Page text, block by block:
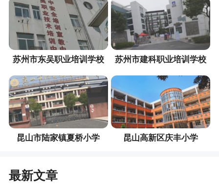
苏州市东吴职业培训学校 苏州市建科职业培训学校
昆山市陆家镇夏桥小学 昆山高新区庆丰小学
最新文章